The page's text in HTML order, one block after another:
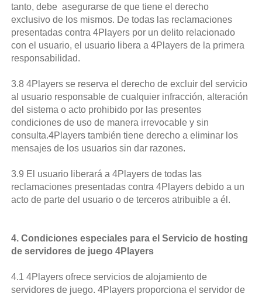
tanto, debe asegurarse de que tiene el derecho
exclusivo de los mismos. De todas las reclamaciones
presentadas contra 4Players por un delito relacionado
con el usuario, el usuario libera a 4Players de la primera
responsabilidad.
3.8 4Players se reserva el derecho de excluir del servicio
al usuario responsable de cualquier infracción, alteración
del sistema o acto prohibido por las presentes
condiciones de uso de manera irrevocable y sin
consulta.4Players también tiene derecho a eliminar los
mensajes de los usuarios sin dar razones.
3.9 El usuario liberará a 4Players de todas las
reclamaciones presentadas contra 4Players debido a un
acto de parte del usuario o de terceros atribuible a él.
4. Condiciones especiales para el Servicio de hosting
de servidores de juego 4Players
4.1 4Players ofrece servicios de alojamiento de
servidores de juego. 4Players proporciona el servidor de